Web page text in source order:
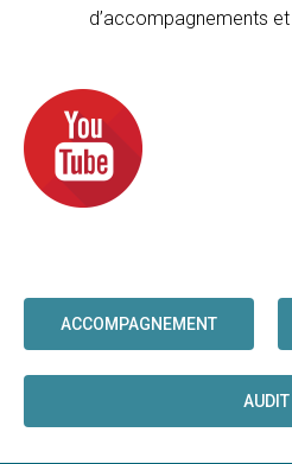
d’accompagnements
ACCOMPAGNEMENT
AUDIT